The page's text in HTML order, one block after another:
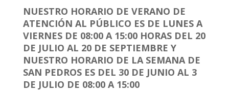
NUESTRO HORARIO DE VERANO DE
ATENCIÓN AL PÚBLICO ES DE LUNES A
VIERNES DE 08:00 A 15:00 HORAS DEL 20
DE JULIO AL 20 DE SEPTIEMBRE Y
NUESTRO HORARIO DE LA SEMANA DE
SAN PEDROS ES DEL 30 DE JUNIO AL 3
DE JULIO DE 08:00 A 15:00